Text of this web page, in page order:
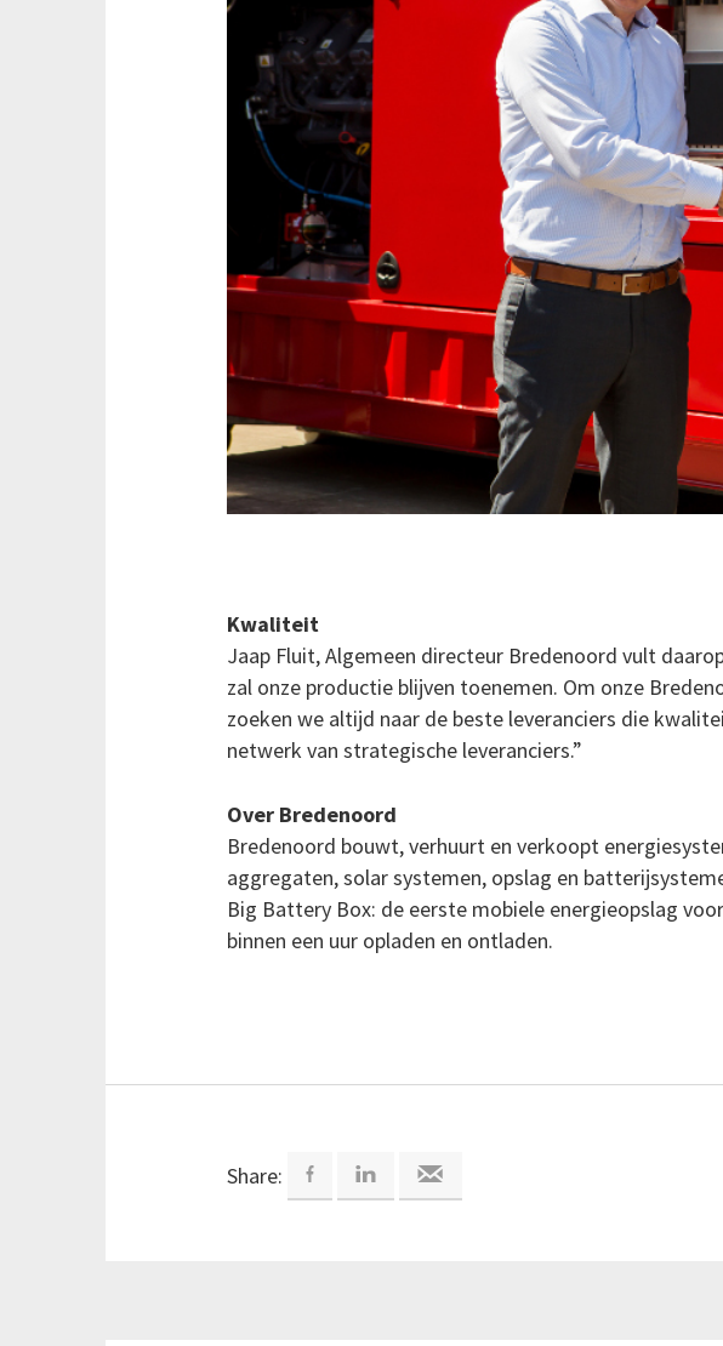
Kwaliteit
Jaap Fluit, Algemeen directeur Bredenoord vult
zal onze productie blijven toenemen. Om onze
zoeken we altijd naar de beste leveranciers die
netwerk van strategische leveranciers.”
Over Bredenoord
Bredenoord bouwt, verhuurt en verkoopt
aggregaten, solar systemen, opslag en
Big Battery Box: de eerste mobiele energieopslag
binnen een uur opladen en ontladen.
Share: